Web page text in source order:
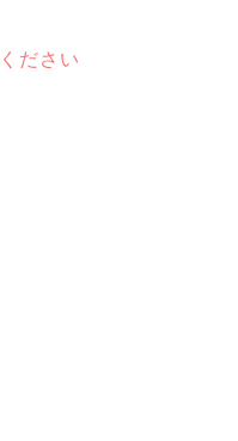
ださい